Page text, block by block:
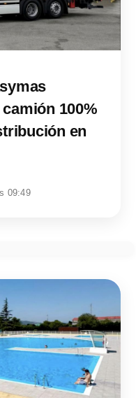
100%
en
09:49